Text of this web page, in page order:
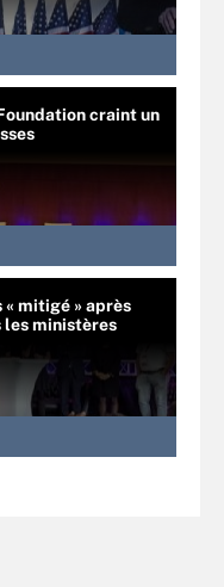
craint un
« mitigé » après
les ministères